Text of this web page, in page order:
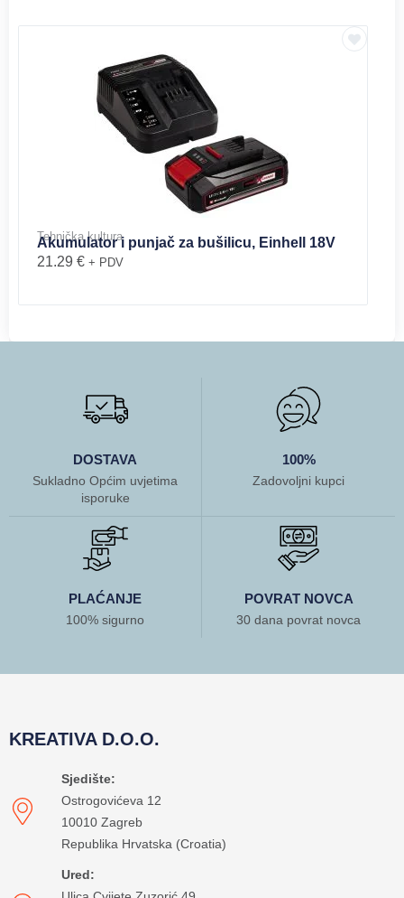
Tehnička kultura
Akumulator i punjač za bušilicu, Einhell 18V
21.29 € + PDV
DOSTAVA
Sukladno Općim uvjetima
isporuke
100%
Zadovoljni kupci
PLAĆANJE
100% sigurno
POVRAT NOVCA
30 dana povrat novca
KREATIVA D.O.O.
Sjedište:
Ostrogovićeva 12
10010 Zagreb
Republika Hrvatska (Croatia)
Ured: